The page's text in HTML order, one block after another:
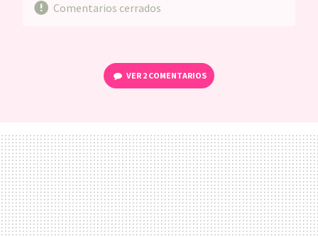
Comentarios cerrados
VER 2 COMENTARIOS